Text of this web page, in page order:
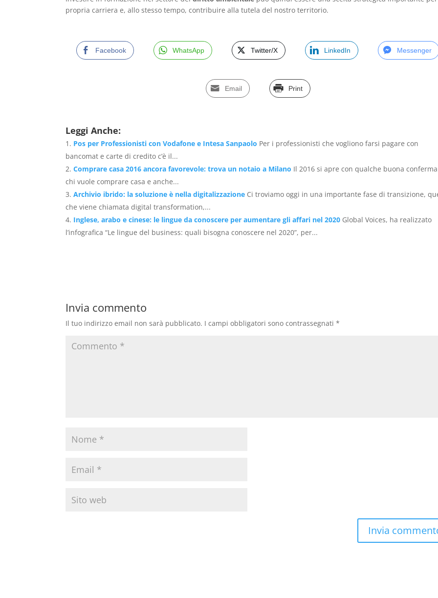
propria carriera e, allo stesso tempo, contribuire alla tutela del nostro territorio.
Facebook WhatsApp Twitter/X LinkedIn Messenger
Email Print
Leggi Anche:
Pos per Professionisti con Vodafone e Intesa Sanpaolo Per i professionisti che vogliono farsi pagare con
bancomat e carte di credito c’è il...
Comprare casa 2016 ancora favorevole: trova un notaio a Milano Il 2016 si apre con qualche buona
chi vuole comprare casa e anche...
Archivio ibrido: la soluzione è nella digitalizzazione Ci troviamo oggi in una importante fase di transizione,
che viene chiamata digital transformation,...
Inglese, arabo e cinese: le lingue da conoscere per aumentare gli affari nel 2020 Global Voices, ha realizzato
l’infografica “Le lingue del business: quali bisogna conoscere nel 2020”, per...
Invia commento
Il tuo indirizzo email non sarà pubblicato. I campi obbligatori sono contrassegnati*